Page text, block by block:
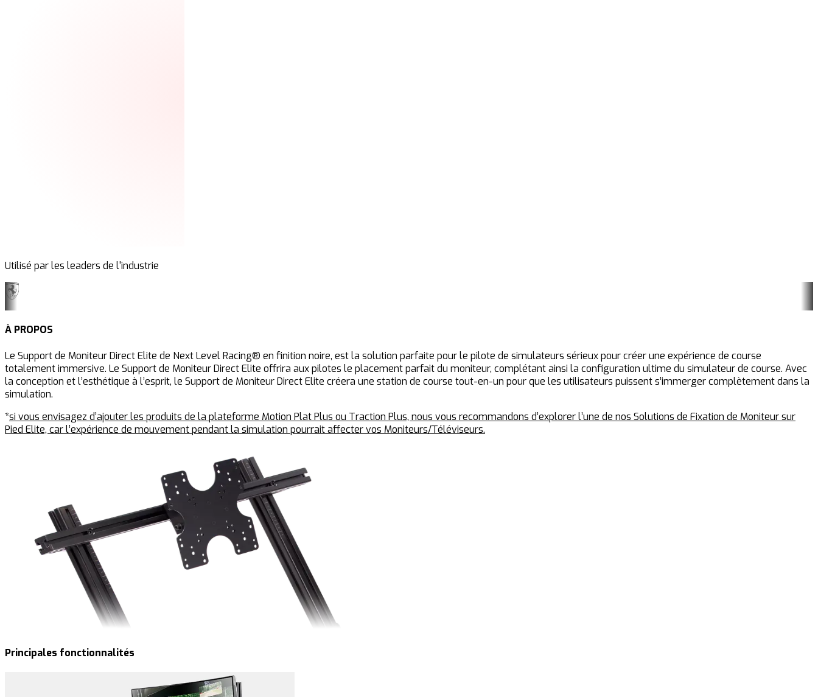
Utilisé par les leaders de l'industrie
À PROPOS
Le Support de Moniteur Direct Elite de Next Level Racing® en finition noire, est la solution parfaite pour le pilote de simulateurs sérieux pour créer une expérience de course
totalement immersive. Le Support de Moniteur Direct Elite offrira aux pilotes le placement parfait du moniteur, complétant ainsi la configuration ultime du simulateur de course. Avec
la conception et l’esthétique à l’esprit, le Support de Moniteur Direct Elite créera une station de course tout-en-un pour que les utilisateurs puissent s’immerger complètement dans la
simulation.
*si vous envisagez d’ajouter les produits de la plateforme Motion Plat Plus ou Traction Plus, nous vous recommandons d’explorer l’une de nos Solutions de Fixation de Moniteur sur
Pied Elite, car l’expérience de mouvement pendant la simulation pourrait affecter vos Moniteurs/Téléviseurs.
Principales fonctionnalités